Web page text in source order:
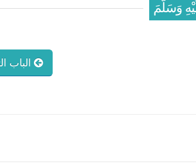
وَسَلَّمَ
الباب